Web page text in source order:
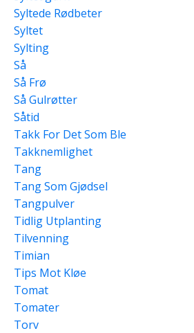
Syltede Rødbeter
Syltet
Sylting
Så
Så Frø
Så Gulrøtter
Såtid
Takk For Det Som Ble
Takknemlighet
Tang
Tang Som Gjødsel
Tangpulver
Tidlig Utplanting
Tilvenning
Timian
Tips Mot Kløe
Tomat
Tomater
Torv